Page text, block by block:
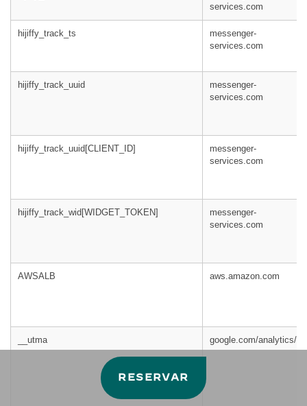
RESERVAR
services.com
hijiffy_track_ts
messenger-
services.com
hijiffy_track_uuid
messenger-
services.com
hijiffy_track_uuid[CLIENT_ID]
messenger-
services.com
hijiffy_track_wid[WIDGET_TOKEN]
messenger-
services.com
AWSALB aws.amazon.com
__utma google.com/analytics/